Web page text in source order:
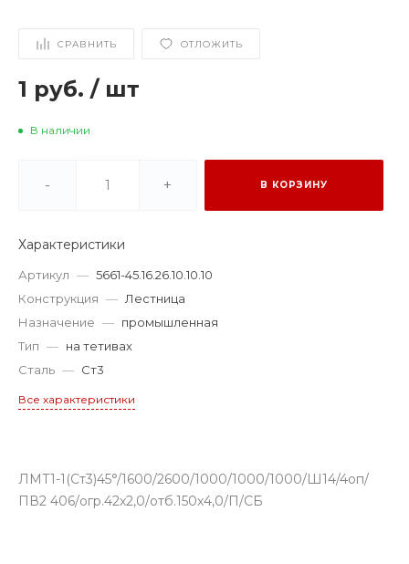
СРАВНИТЬ ОТЛОЖИТЬ
1 руб. / шт
В наличии
- + В КОРЗИНУ
Характеристики
Артикул — 5661-45.16.26.10.10.10
Конструкция — Лестница
Назначение — промышленная
Тип — на тетивах
Сталь — Ст3
Все характеристики
ЛМТ1-1(Ст3)45°/1600/2600/1000/1000/1000/Ш14/4оп/
ПВ2 406/огр.42х2,0/отб.150х4,0/П/СБ